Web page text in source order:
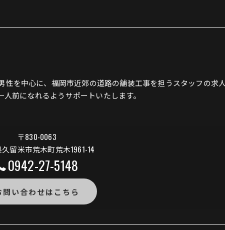
を中心に、福岡市近郊の道路の舗装工事を担うスタッフの求
前になれるようサポートいたします。
〒830-0063
留米市荒木町荒木1961-14
0942-27-5148
問い合わせはこちら